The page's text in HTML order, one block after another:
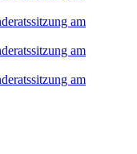
am
am
am